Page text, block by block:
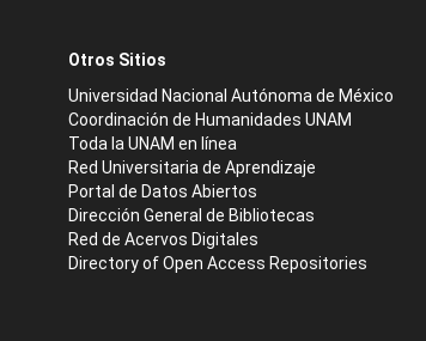
Otros Sitios
Universidad Nacional Autónoma de México
Coordinación de Humanidades UNAM
Toda la UNAM en línea
Red Universitaria de Aprendizaje
Portal de Datos Abiertos
Dirección General de Bibliotecas
Red de Acervos Digitales
Directory of Open Access Repositories